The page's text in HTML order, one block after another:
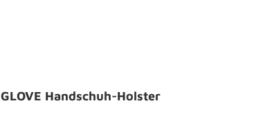
GLOVE Handschuh-Holster